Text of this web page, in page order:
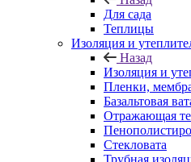
Для сада
Теплицы
Изоляция и
Назад
Изоляция и
Пленки,
Базальтовая
Отражающая
Стекловата
Трубная